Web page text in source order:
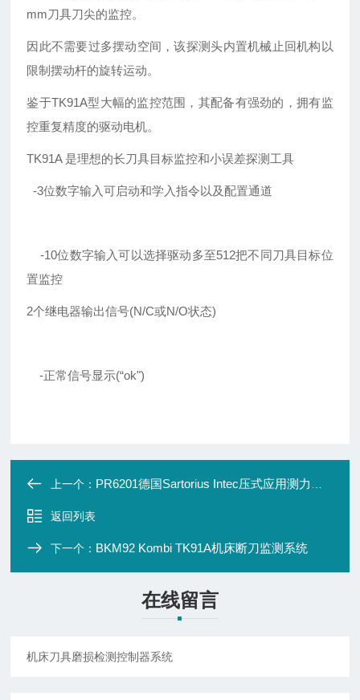
mm刀具刀尖的监控。
因此不需要过多摆动空间，该探测头内置机械止回机构以
限制摆动杆的旋转运动。
鉴于TK91A型大幅的监控范围，其配备有强劲的，拥有监
控重复精度的驱动电机。
TK91A 是理想的长刀具目标监控和小误差探测工具
-3位数字输入可启动和学入指令以及配置通道
-10位数字输入可以选择驱动多至512把不同刀具目标位
置监控
2个继电器输出信号(N/C或N/O状态)
-正常信号显示(“ok")
上一个： PR6201德国Sartorius Intec压式应用测力传感器
返回列表
下一个： BKM92 Kombi TK91A机床断刀监测系统
在线留言